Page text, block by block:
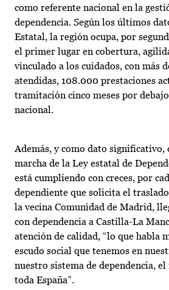
como referente nacional en la
dependencia. Según los últimos
Estatal, la región ocupa, por
el primer lugar en cobertura,
vinculado a los cuidados, con más
atendidas, 108.000 prestaciones
tramitación cinco meses por
nacional.
Además, y como dato significativo,
marcha de la Ley estatal de
está cumpliendo con creces, por
dependiente que solicita el
la vecina Comunidad de Madrid,
con dependencia a Castilla-La
atención de calidad, “lo que habla
escudo social que tenemos en
nuestro sistema de dependencia,
toda España”.